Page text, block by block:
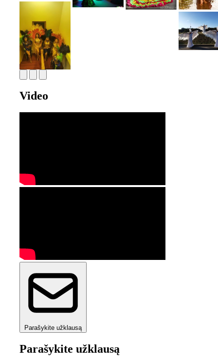
Video
Parašykite užklausą
Parašykite užklausą